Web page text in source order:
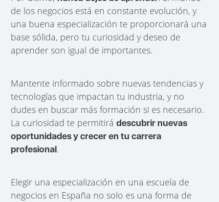
de los negocios está en constante evolución, y
una buena especialización te proporcionará una
base sólida, pero tu curiosidad y deseo de
aprender son igual de importantes.
Mantente informado sobre nuevas tendencias y
tecnologías que impactan tu industria, y no
dudes en buscar más formación si es necesario.
La curiosidad te permitirádescubrir nuevas
oportunidades y crecer en tu carrera
profesional.
Elegir una especialización en una escuela de
negocios en España no solo es una forma de